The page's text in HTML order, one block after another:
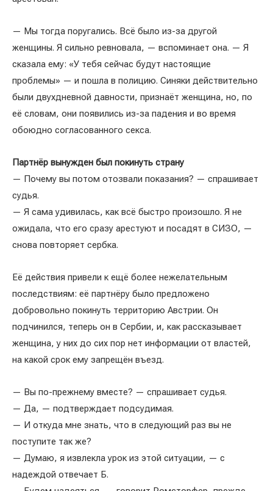
— Мы тогда поругались. Всё было из-за другой
женщины. Я сильно ревновала, — вспоминает она. — Я
сказала ему: «У тебя сейчас будут настоящие
проблемы» — и пошла в полицию. Синяки действительно
были двухдневной давности, признаёт женщина, но, по
её словам, они появились из-за падения и во время
обоюдно согласованного секса.
Партнёр вынужден был покинуть страну
— Почему вы потом отозвали показания? — спрашивает
судья.
— Я сама удивилась, как всё быстро произошло. Я не
ожидала, что его сразу арестуют и посадят в СИЗО, —
снова повторяет сербка.
Её действия привели к ещё более нежелательным
последствиям: её партнёру было предложено
добровольно покинуть территорию Австрии. Он
подчинился, теперь он в Сербии, и, как рассказывает
женщина, у них до сих пор нет информации от властей,
на какой срок ему запрещён въезд.
— Вы по-прежнему вместе? — спрашивает судья.
— Да, — подтверждает подсудимая.
— И откуда мне знать, что в следующий раз вы не
поступите так же?
— Думаю, я извлекла урок из этой ситуации, — с
надеждой отвечает Б.